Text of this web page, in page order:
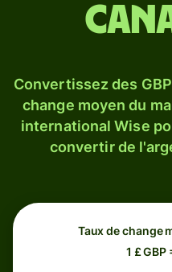
Convertissez des
change moyen du
international Wise
convertir de
Taux de change
1 £ GBP